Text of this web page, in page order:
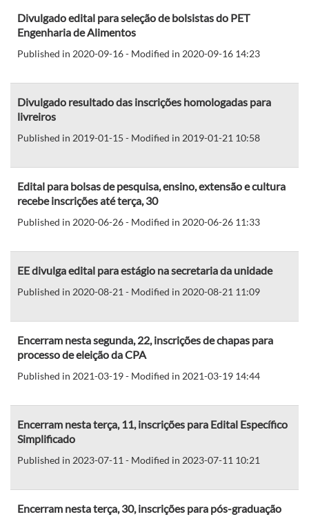
Divulgado edital para seleção de bolsistas do PET
Engenharia de Alimentos
Published in 2020-09-16 - Modified in 2020-09-16 14:23
Divulgado resultado das inscrições homologadas para
livreiros
Published in 2019-01-15 - Modified in 2019-01-21 10:58
Edital para bolsas de pesquisa, ensino, extensão e cultura
recebe inscrições até terça, 30
Published in 2020-06-26 - Modified in 2020-06-26 11:33
EE divulga edital para estágio na secretaria da unidade
Published in 2020-08-21 - Modified in 2020-08-21 11:09
Encerram nesta segunda, 22, inscrições de chapas para
processo de eleição da CPA
Published in 2021-03-19 - Modified in 2021-03-19 14:44
Encerram nesta terça, 11, inscrições para Edital Específico
Simplificado
Published in 2023-07-11 - Modified in 2023-07-11 10:21
Encerram nesta terça, 30, inscrições para pós-graduação